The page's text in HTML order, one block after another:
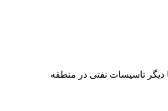
تاسیسات نفتی در منطقه